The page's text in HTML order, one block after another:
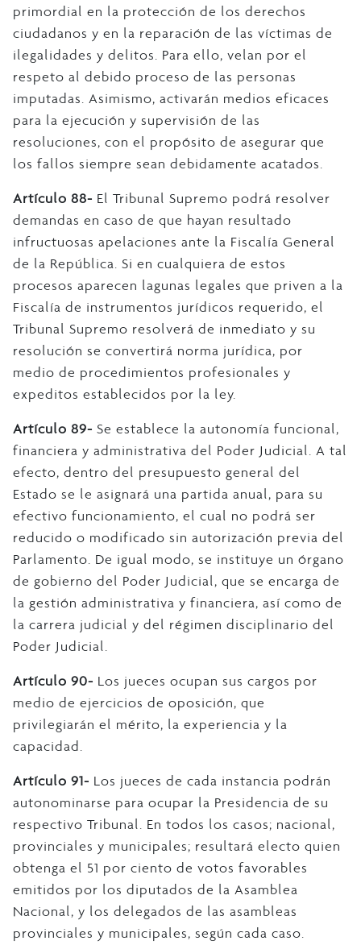
primordial en la protección de los derechos
ciudadanos y en la reparación de las víctimas de
ilegalidades y delitos. Para ello, velan por el
respeto al debido proceso de las personas
imputadas. Asimismo, activarán medios eficaces
para la ejecución y supervisión de las
resoluciones, con el propósito de asegurar que
los fallos siempre sean debidamente acatados.
Artículo 88- El Tribunal Supremo podrá resolver
demandas en caso de que hayan resultado
infructuosas apelaciones ante la Fiscalía General
de la República. Si en cualquiera de estos
procesos aparecen lagunas legales que priven a la
Fiscalía de instrumentos jurídicos requerido, el
Tribunal Supremo resolverá de inmediato y su
resolución se convertirá norma jurídica, por
medio de procedimientos profesionales y
expeditos establecidos por la ley.
Artículo 89- Se establece la autonomía funcional,
financiera y administrativa del Poder Judicial. A tal
efecto, dentro del presupuesto general del
Estado se le asignará una partida anual, para su
efectivo funcionamiento, el cual no podrá ser
reducido o modificado sin autorización previa del
Parlamento. De igual modo, se instituye un órgano
de gobierno del Poder Judicial, que se encarga de
la gestión administrativa y financiera, así como de
la carrera judicial y del régimen disciplinario del
Poder Judicial.
Artículo 90- Los jueces ocupan sus cargos por
medio de ejercicios de oposición, que
privilegiarán el mérito, la experiencia y la
capacidad.
Artículo 91- Los jueces de cada instancia podrán
autonominarse para ocupar la Presidencia de su
respectivo Tribunal. En todos los casos; nacional,
provinciales y municipales; resultará electo quien
obtenga el 51 por ciento de votos favorables
emitidos por los diputados de la Asamblea
Nacional, y los delegados de las asambleas
provinciales y municipales, según cada caso.